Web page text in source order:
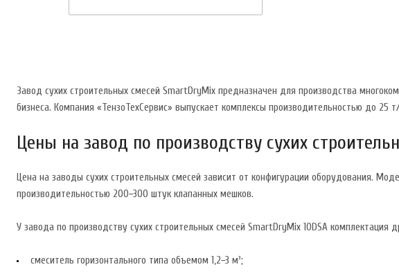
Завод сухих строительных смесей SmartDryMix предназначен для производства
бизнеса. Компания «ТензоТехСервис» выпускает комплексы производительностью до 25
Цены на завод по производству сухих
Цена на заводы сухих строительных смесей зависит от конфигурации оборудования.
производительностью 200−300 штук клапанных мешков.
У завода по производству сухих строительных смесей SmartDryMix 10DSA комплектация
смеситель горизонтального типа объемом 1,2−3 м³;